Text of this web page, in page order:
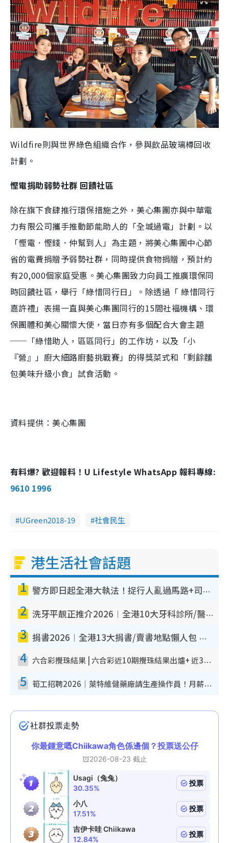
Wildfire則與世界綠色組織合作，參與飲品玻璃樽回收
計劃。
慳電捐助弱勢社群 回饋社區
除在旗下食肆推行環保措施之外，美心集團亦與中華電
力有限公司攜手推動節能助人的「全城過電」計劃。以
「慳電．慳錢．仲幫到人」為主題，將美心集團中心節
省的電費捐贈予弱勢社群，同時提供食物捐贈，預計約
有20,000個家庭受惠。美心集團致力向員工推廣環保同
時回饋社區，舉行「綠惜同行日」。除透過「 綠惜同行
嘉許禮」表揚一直與美心集團同行的15間社褔機構、環
保團體和美心關懷大使，當日亦有多個配合大會主題
──「綠惜助人，區區同行」的工作坊，以及「小
『營』」廚大細路廚藝挑戰賽」的得獎菜式和「剩餘麵
包美味升級小食」試食活動。
資料提供：美心集團
有料爆? 歡迎報料！U Lifestyle WhatsApp 報料專線:
9610 1996
UGreen2018-19 社會民生
港生活社會話題
1 警方即日起全港大執法！捉行人亂過馬路+司機不專注駕駛！亂過馬路罰$2000
2 洗牙平靚正推介2026︱全港10大牙科診所/醫院懶人包 夜診至8點/鎮靜潔牙/醫療券適用
3 捐書2026︱全港13大捐書/賣書地點懶人包 二手課本最高$150＋舊書換免費咖啡/戲票
4 六合彩攪珠結果 | 六合彩近10期攪珠結果出爐+ 近30期最旺熱門中獎號碼
5 筍工招聘2026｜萊特維健藥廠請生產操作員！月薪高達$1.7萬 冷氣廠房/五天工作/保證雙糧